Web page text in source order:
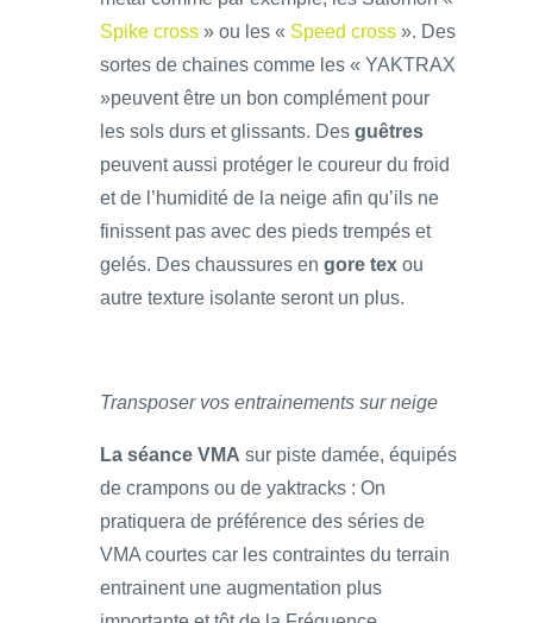
Spike cross » ou les « Speed cross ». Des
sortes de chaines comme les « YAKTRAX
»peuvent être un bon complément pour
les sols durs et glissants. Des guêtres
peuvent aussi protéger le coureur du froid
et de l’humidité de la neige afin qu’ils ne
finissent pas avec des pieds trempés et
gelés. Des chaussures en gore tex ou
autre texture isolante seront un plus.
Transposer vos entrainements sur neige
La séance VMA sur piste damée, équipés
de crampons ou de yaktracks : On
pratiquera de préférence des séries de
VMA courtes car les contraintes du terrain
entrainent une augmentation plus